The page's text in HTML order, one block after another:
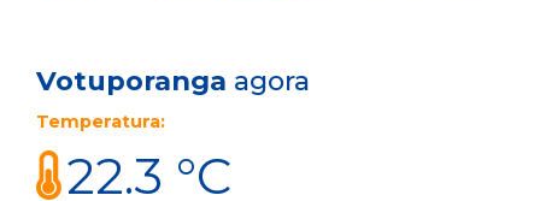
Votuporanga agora
Temperatura:
22.3 °C